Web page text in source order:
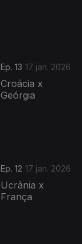
Ep. 13 17 jan. 2026
Croácia x
Geórgia
Ep. 12 17 jan. 2026
Ucrânia x
França